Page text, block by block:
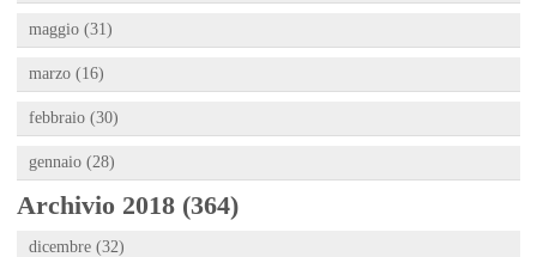
maggio (31)
marzo (16)
febbraio (30)
gennaio (28)
Archivio 2018 (364)
dicembre (32)